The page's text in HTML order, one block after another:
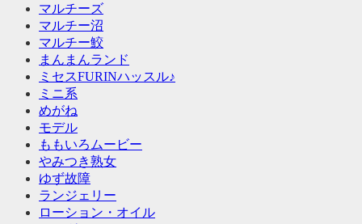
マルチーズ
マルチー沼
マルチー鮫
まんまんランド
ミセスFURINハッスル♪
ミニ系
めがね
モデル
ももいろムービー
やみつき熟女
ゆず故障
ランジェリー
ローション・オイル